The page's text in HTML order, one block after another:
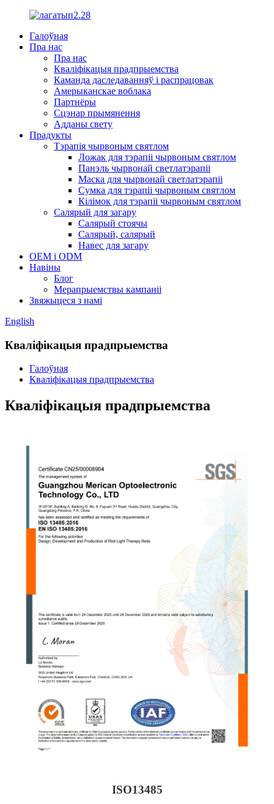
Галоўная
Пра нас
Пра нас
Кваліфікацыя прадпрыемства
Каманда даследаванняў і распрацовак
Амерыканскае воблака
Партнёры
Сцэнар прымянення
Адданы свету
Прадукты
Тэрапія чырвоным святлом
Ложак для тэрапіі чырвоным святлом
Панэль чырвонай светлатэрапіі
Маска для чырвонай светлатэрапіі
Сумка для тэрапіі чырвоным святлом
Кілімок для тэрапіі чырвоным святлом
Салярый для загару
Салярый стоячы
Салярый, салярый
Навес для загару
OEM і ODM
Навіны
Блог
Мерапрыемствы кампаніі
Звяжыцеся з намі
English
Кваліфікацыя прадпрыемства
Галоўная
Кваліфікацыя прадпрыемства
Кваліфікацыя прадпрыемства
ISO13485